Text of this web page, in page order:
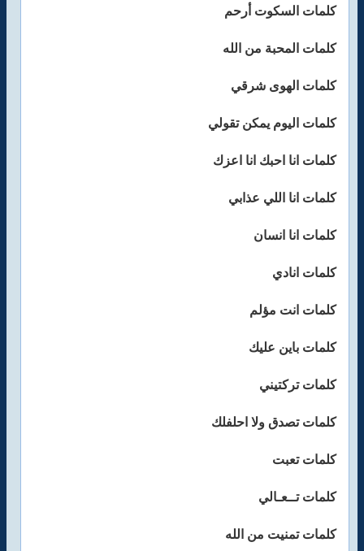
كلمات السكوت أرحم
كلمات المحبة من الله
كلمات الهوى شرقي
كلمات اليوم يمكن تقولي
كلمات انا احبك انا اعزك
كلمات انا اللي عذابي
كلمات انا انسان
كلمات انادي
كلمات انت مؤلم
كلمات باين عليك
كلمات تركتيني
كلمات تصدق ولا احلفلك
كلمات تعبت
كلمات تــعـالي
كلمات تمنيت من الله